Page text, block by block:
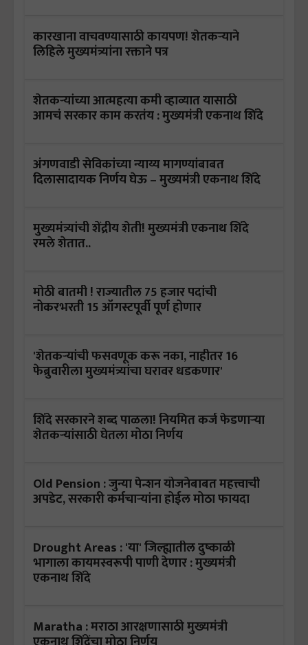
कारखाना वाचवण्यासाठी कायपण! शेतकऱ्याने
लिहिले मुख्यमंत्र्यांना रक्ताने पत्र
शेतकऱ्यांच्या आत्महत्या कमी व्हाव्यात यासाठी
आमचं सरकार काम करतंय : मुख्यमंत्री एकनाथ शिंदे
अंगणवाडी सेविकांच्या न्याय्य मागण्यांबाबत
दिलासादायक निर्णय घेऊ – मुख्यमंत्री एकनाथ शिंदे
मुख्यमंत्र्यांची शेंद्रीय शेती! मुख्यमंत्री एकनाथ शिंदे
रमले शेतात..
मोठी बातमी ! राज्यातील 75 हजार पदांची
नोकरभरती 15 ऑगस्टपूर्वी पूर्ण होणार
'शेतकऱ्यांची फसवणूक करू नका, नाहीतर 16
फेब्रुवारीला मुख्यमंत्र्यांचा घरावर धडकणार'
शिंदे सरकारने शब्द पाळला! नियमित कर्ज फेडणाऱ्या
शेतकऱ्यांसाठी घेतला मोठा निर्णय
Old Pension : जुन्या पेन्शन योजनेबाबत महत्त्वाची
अपडेट, सरकारी कर्मचाऱ्यांना होईल मोठा फायदा
Drought Areas : 'या' जिल्ह्यातील दुष्काळी
भागाला कायमस्वरूपी पाणी देणार : मुख्यमंत्री
एकनाथ शिंदे
Maratha : मराठा आरक्षणासाठी मुख्यमंत्री